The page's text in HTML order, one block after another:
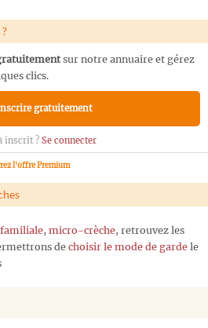
sur notre annuaire et gérez
clics.
gratuitement
inscrit ? Se connecter
l'offre Premium
familiale, micro-crèche, retrouvez les
de choisir le mode de garde le